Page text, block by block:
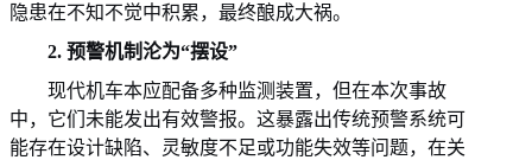
隐患在不知不觉中积累，最终酿成大祸。
2. 预警机制沦为“摆设”
现代机车本应配备多种监测装置，但在本次事故
中，它们未能发出有效警报。这暴露出传统预警系统可
能存在设计缺陷、灵敏度不足或功能失效等问题，在关